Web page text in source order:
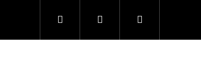
KOLEKCE SNAKESUB & DES DÁRKOVÉ
Hledat PřihlášeníNákupní